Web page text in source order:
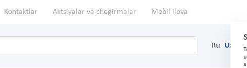
Kontaktlar Aktsiyalar va chegirmalar Mobil ilova
Ru Uz